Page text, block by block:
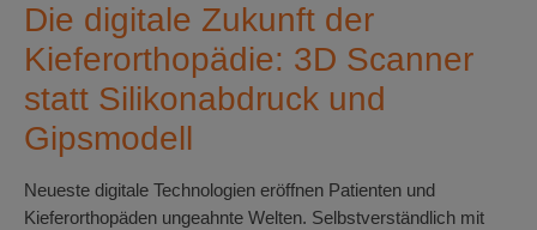
Die digitale Zukunft der
Kieferorthopädie: 3D Scanner
statt Silikonabdruck und
Gipsmodell
Neueste digitale Technologien eröffnen Patienten und
Kieferorthopäden ungeahnte Welten. Selbstverständlich mit